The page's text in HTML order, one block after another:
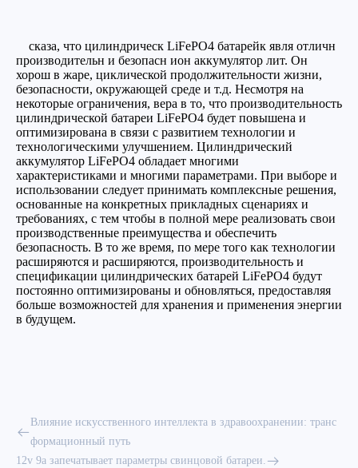
сказа, что цилиндрическ LiFePO4 батарейк явля отличн
производительн и безопасн ион аккумулятор лит. Он
хорош в жаре, циклической продолжительности жизни,
безопасности, окружающей среде и т.д. Несмотря на
некоторые ограничения, вера в то, что производительность
цилиндрической батареи LiFePO4 будет повышена и
оптимизирована в связи с развитием технологии и
технологическими улучшением. Цилиндрический
аккумулятор LiFePO4 обладает многими
характеристиками и многими параметрами. При выборе и
использовании следует принимать комплексные решения,
основанные на конкретных прикладных сценариях и
требованиях, с тем чтобы в полной мере реализовать свои
производственные преимущества и обеспечить
безопасность. В то же время, по мере того как технологии
расширяются и расширяются, производительность и
спецификации цилиндрических батарей LiFePO4 будут
постоянно оптимизированы и обновляться, предоставляя
больше возможностей для хранения и применения энергии
в будущем.
Влияние искусственного интеллекта в здравоохранении: транс
формационный путь
12v 9a запечатывает параметры свинцовой батареи.